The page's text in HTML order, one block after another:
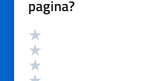
pagina?
Valutazione